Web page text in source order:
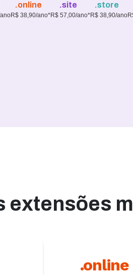
.online
R$ 38,90/ano*
.site
R$ 57,00/ano*
.store
R$ 38,90/ano
extensões
.online